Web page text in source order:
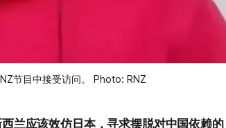
节目中接受访问。 Photo: RNZ
兰应该效仿日本，寻求摆脱对中国依赖的